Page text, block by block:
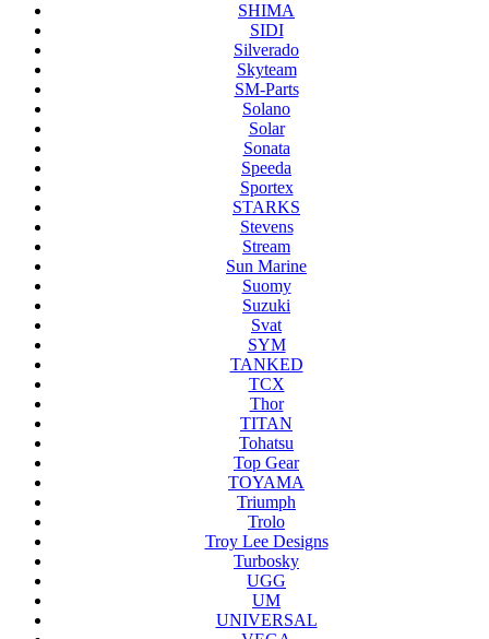
SHIMA
SIDI
Silverado
Skyteam
SM-Parts
Solano
Solar
Sonata
Speeda
Sportex
STARKS
Stevens
Stream
Sun Marine
Suomy
Suzuki
Svat
SYM
TANKED
TCX
Thor
TITAN
Tohatsu
Top Gear
TOYAMA
Triumph
Trolo
Troy Lee Designs
Turbosky
UGG
UM
UNIVERSAL